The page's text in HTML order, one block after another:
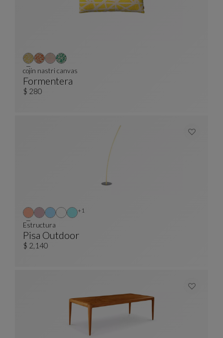
Formentera
Cojín Nastri Canvas
Ver Descripción Completa
cojín nastri canvas
$ 280
Pisa Outdoor
Estructura
Ver Descripción Completa
Estructura
$ 2,140
+1Otros colores : 1 colores disponibles